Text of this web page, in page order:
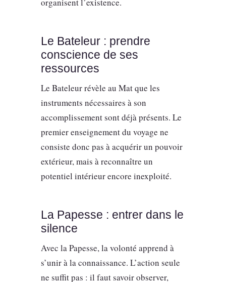
organisent l’existence.
Le Bateleur : prendre
conscience de ses
ressources
Le Bateleur révèle au Mat que les
instruments nécessaires à son
accomplissement sont déjà présents. Le
premier enseignement du voyage ne
consiste donc pas à acquérir un pouvoir
extérieur, mais à reconnaître un
potentiel intérieur encore inexploité.
La Papesse : entrer dans le
silence
Avec la Papesse, la volonté apprend à
s’unir à la connaissance. L’action seule
ne suffit pas : il faut savoir observer,